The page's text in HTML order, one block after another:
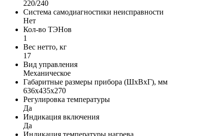
220/240
Система самодиагностики неисправности
Нет
Кол-во ТЭНов
1
Вес нетто, кг
17
Вид управления
Механическое
Габаритные размеры прибора (ШхВхГ), мм
636x435x270
Регулировка температуры
Да
Индикация включения
Да
Индикация температуры нагрева